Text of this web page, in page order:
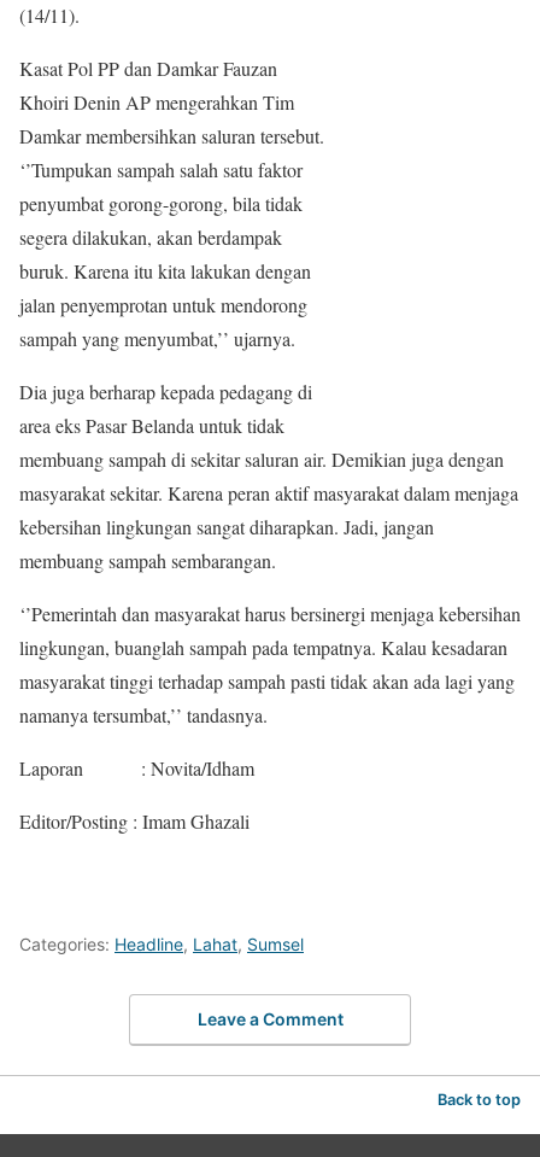
(14/11).
Kasat Pol PP dan Damkar Fauzan
Khoiri Denin AP mengerahkan Tim
Damkar membersihkan saluran tersebut.
‘’Tumpukan sampah salah satu faktor
penyumbat gorong-gorong, bila tidak
segera dilakukan, akan berdampak
buruk. Karena itu kita lakukan dengan
jalan penyemprotan untuk mendorong
sampah yang menyumbat,’’ ujarnya.
Dia juga berharap kepada pedagang di
area eks Pasar Belanda untuk tidak
membuang sampah di sekitar saluran air. Demikian juga dengan
masyarakat sekitar. Karena peran aktif masyarakat dalam menjaga
kebersihan lingkungan sangat diharapkan. Jadi, jangan
membuang sampah sembarangan.
‘’Pemerintah dan masyarakat harus bersinergi menjaga kebersihan
lingkungan, buanglah sampah pada tempatnya. Kalau kesadaran
masyarakat tinggi terhadap sampah pasti tidak akan ada lagi yang
namanya tersumbat,’’ tandasnya.
Laporan : Novita/Idham
Editor/Posting : Imam Ghazali
Categories: Headline, Lahat, Sumsel
Leave a Comment
Back to top